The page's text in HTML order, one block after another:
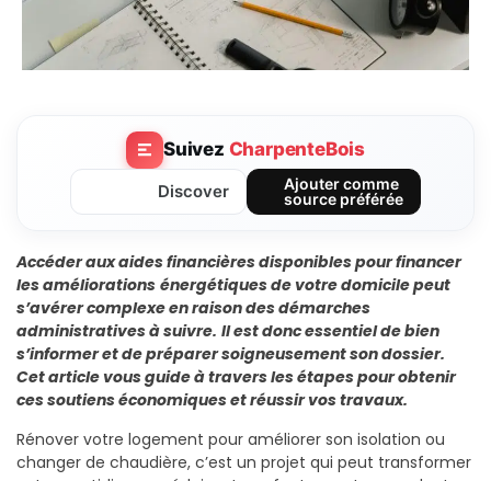
Suivez CharpenteBois
Discover
Ajouter comme
source préférée
Accéder aux aides financières disponibles pour financer
les améliorations énergétiques de votre domicile peut
s’avérer complexe en raison des démarches
administratives à suivre. Il est donc essentiel de bien
s’informer et de préparer soigneusement son dossier.
Cet article vous guide à travers les étapes pour obtenir
ces soutiens économiques et réussir vos travaux.
Rénover votre logement pour améliorer son isolation ou
changer de chaudière, c’est un projet qui peut transformer